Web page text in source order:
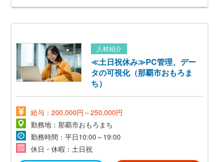
人材紹介
≪土日祝休み≫PC管理、デー
タの可視化（那覇市おもろま
ち）
給与：200,000円～250,000円
勤務地：那覇市おもろまち
勤務時間：平日10:00～19:00
休日・休暇：土日祝